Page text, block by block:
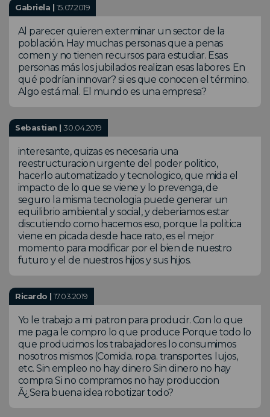
Gabriela | 15.07.2019
Al parecer quieren exterminar un sector de la
población. Hay muchas personas que a penas
comen y no tienen recursos para estudiar. Esas
personas más los jubilados realizan esas labores. En
qué podrían innovar? si es que conocen el término.
Algo está mal. El mundo es una empresa?
Sebastian |30.04.2019
interesante, quizas es necesaria una
reestructuracion urgente del poder politico,
hacerlo automatizado y tecnologico, que mida el
impacto de lo que se viene y lo prevenga, de
seguro la misma tecnologia puede generar un
equilibrio ambiental y social, y deberiamos estar
discutiendo como hacemos eso, porque la politica
viene en picada desde hace rato, es el mejor
momento para modificar por el bien de nuestro
futuro y el de nuestros hijos y sus hijos.
Ricardo |17.03.2019
Yo le trabajo a mi patron para producir. Con lo que
me paga le compro lo que produce Porque todo lo
que producimos los trabajadores lo consumimos
nosotros mismos (Comida. ropa. transportes. lujos,
etc. Sin empleo no hay dinero Sin dinero no hay
compra Si no compramos no hay produccion
Â¿Sera buena idea robotizar todo?